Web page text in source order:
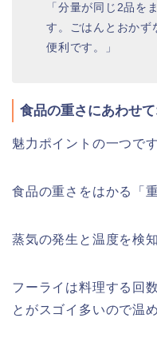
「分量が同じ2品を
す。ごはんとおかず
便利です。」
食品の重さにあわせ
魅力ポイントの一つです
食品の重さをはかる「
蒸気の発生と温度を検
フーライは料理する回
とがスゴイ多いので温